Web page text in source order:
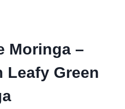
Moringa –
Leafy Green